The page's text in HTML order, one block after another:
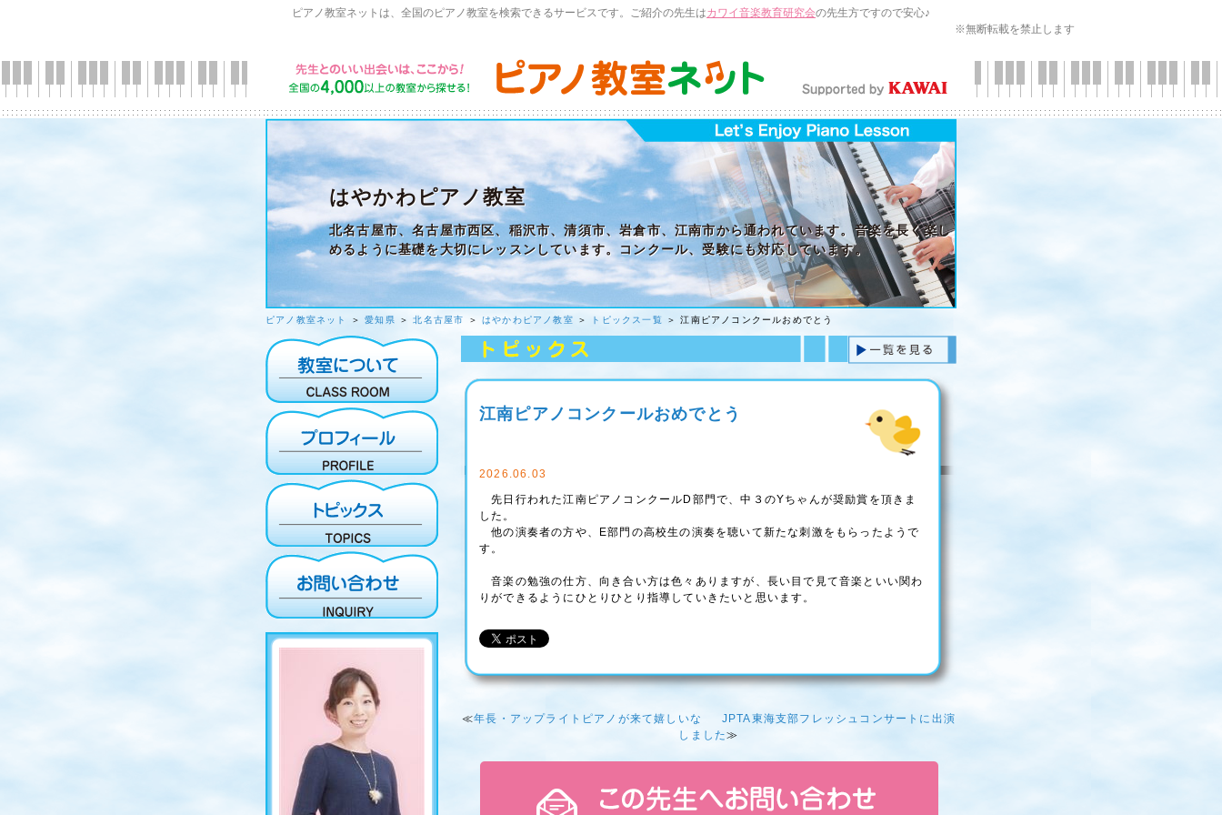
ピアノ教室ネットは、全国のピアノ教室を検索できるサービスです。ご紹介の先生はカワイ音楽教育研究会の先生方ですので安心♪
※無断転載を禁止します
はやかわピアノ教室
北名古屋市、名古屋市西区、稲沢市、清須市、岩倉市、江南市から通われています。音楽を長く楽し
めるように基礎を大切にレッスンしています。コンクール、受験にも対応しています。
ピアノ教室ネット ＞愛知県 ＞北名古屋市 ＞はやかわピアノ教室 ＞ トピックス一覧 ＞ 江南ピアノコンクールおめでとう
江南ピアノコンクールおめでとう
2026.06.03
先日行われた江南ピアノコンクールD部門で、中３のYちゃんが奨励賞を頂きま
した。
他の演奏者の方や、E部門の高校生の演奏を聴いて新たな刺激をもらったようで
す。
音楽の勉強の仕方、向き合い方は色々ありますが、長い目で見て音楽といい関わ
りができるようにひとりひとり指導していきたいと思います。
≪年長・アップライトピアノが来て嬉しいな
JPTA東海支部フレッシュコンサートに出演
しました≫